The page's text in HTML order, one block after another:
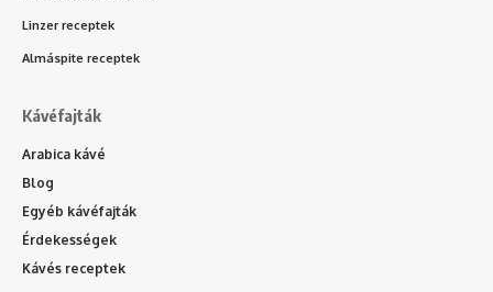
Linzer receptek
Almáspite receptek
Kávéfajták
Arabica kávé
Blog
Egyéb kávéfajták
Érdekességek
Kávés receptek